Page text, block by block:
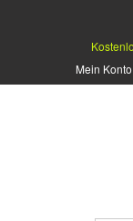
Mein Konto